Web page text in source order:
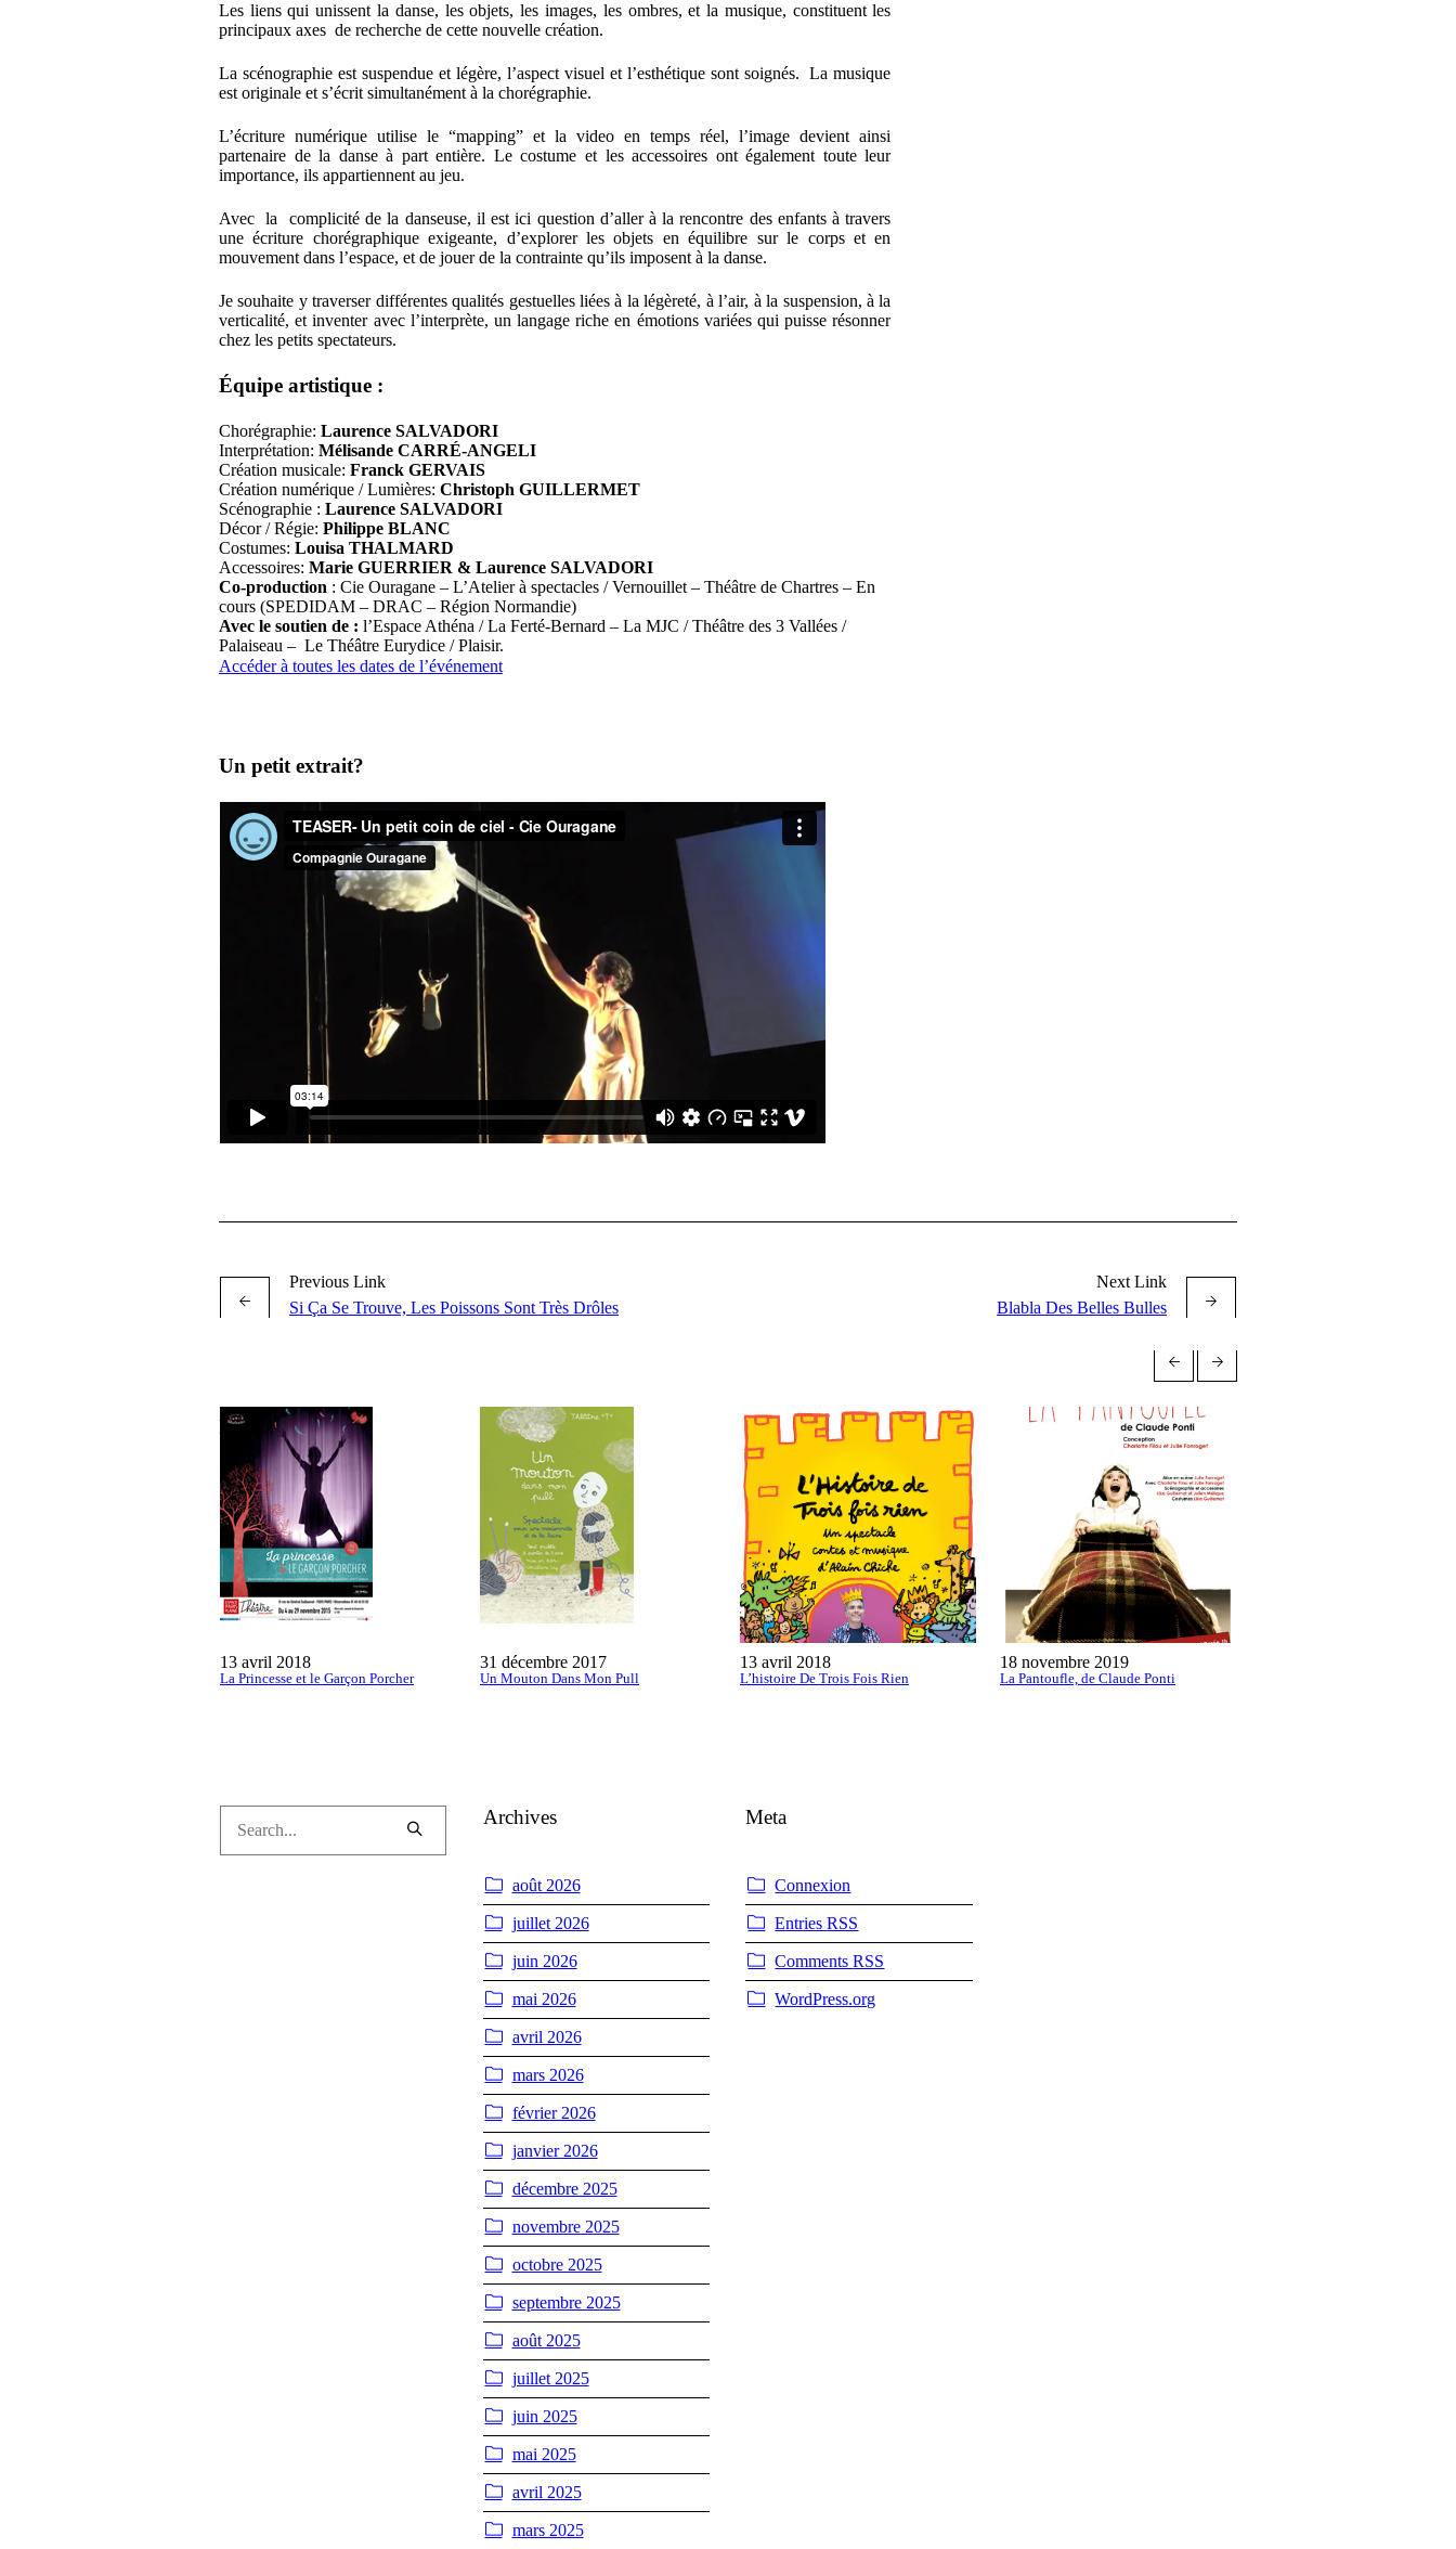
Les liens qui unissent la danse, les objets, les images, les ombres, et la musique, constituent les
principaux axes de recherche de cette nouvelle création.
La scénographie est suspendue et légère, l’aspect visuel et l’esthétique sont soignés. La musique
est originale et s’écrit simultanément à la chorégraphie.
L’écriture numérique utilise le “mapping” et la video en temps réel, l’image devient ainsi
partenaire de la danse à part entière. Le costume et les accessoires ont également toute leur
importance, ils appartiennent au jeu.
Avec la complicité de la danseuse, il est ici question d’aller à la rencontre des enfants à travers
une écriture chorégraphique exigeante, d’explorer les objets en équilibre sur le corps et en
mouvement dans l’espace, et de jouer de la contrainte qu’ils imposent à la danse.
Je souhaite y traverser différentes qualités gestuelles liées à la légèreté, à l’air, à la suspension, à la
verticalité, et inventer avec l’interprète, un langage riche en émotions variées qui puisse résonner
chez les petits spectateurs.
Équipe artistique :
Chorégraphie: Laurence SALVADORI
Interprétation: Mélisande CARRÉ-ANGELI
Création musicale: Franck GERVAIS
Création numérique / Lumières: Christoph GUILLERMET
Scénographie : Laurence SALVADORI
Décor / Régie: Philippe BLANC
Costumes: Louisa THALMARD
Accessoires: Marie GUERRIER & Laurence SALVADORI
Co-production: Cie Ouragane – L’Atelier à spectacles / Vernouillet – Théâtre de Chartres – En
cours (SPEDIDAM – DRAC – Région Normandie)
Avec le soutien de : l’Espace Athéna / La Ferté-Bernard – La MJC / Théâtre des 3 Vallées /
Palaiseau – Le Théâtre Eurydice / Plaisir.
Accéder à toutes les dates de l’événement
Un petit extrait?
Previous Link
Si Ça Se Trouve, Les Poissons Sont Très Drôles
Next Link
Blabla Des Belles Bulles
More projects
13 avril 2018
La Princesse et le Garçon Porcher
31 décembre 2017
Un Mouton Dans Mon Pull
13 avril 2018
L’histoire De Trois Fois Rien
18 novembre 2019
La Pantoufle, de Claude Ponti
Archives
août 2026
juillet 2026
juin 2026
mai 2026
avril 2026
mars 2026
février 2026
janvier 2026
décembre 2025
novembre 2025
octobre 2025
septembre 2025
août 2025
juillet 2025
juin 2025
mai 2025
avril 2025
mars 2025
Meta
Connexion
EntriesRSS
CommentsRSS
WordPress.org